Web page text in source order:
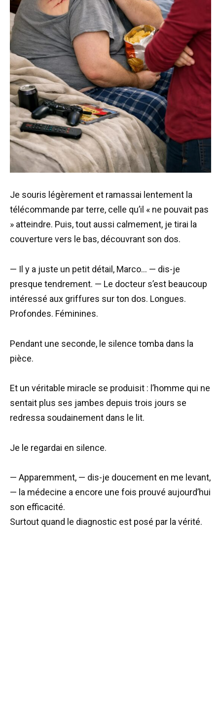
Je souris légèrement et ramassai lentement la
télécommande par terre, celle qu’il « ne pouvait pas
» atteindre. Puis, tout aussi calmement, je tirai la
couverture vers le bas, découvrant son dos.
— Il y a juste un petit détail, Marco… — dis-je
presque tendrement. — Le docteur s’est beaucoup
intéressé aux griffures sur ton dos. Longues.
Profondes. Féminines.
Pendant une seconde, le silence tomba dans la
pièce.
Et un véritable miracle se produisit : l’homme qui ne
sentait plus ses jambes depuis trois jours se
redressa soudainement dans le lit.
Je le regardai en silence.
— Apparemment, — dis-je doucement en me levant,
— la médecine a encore une fois prouvé aujourd’hui
son efficacité.
Surtout quand le diagnostic est posé par la vérité.